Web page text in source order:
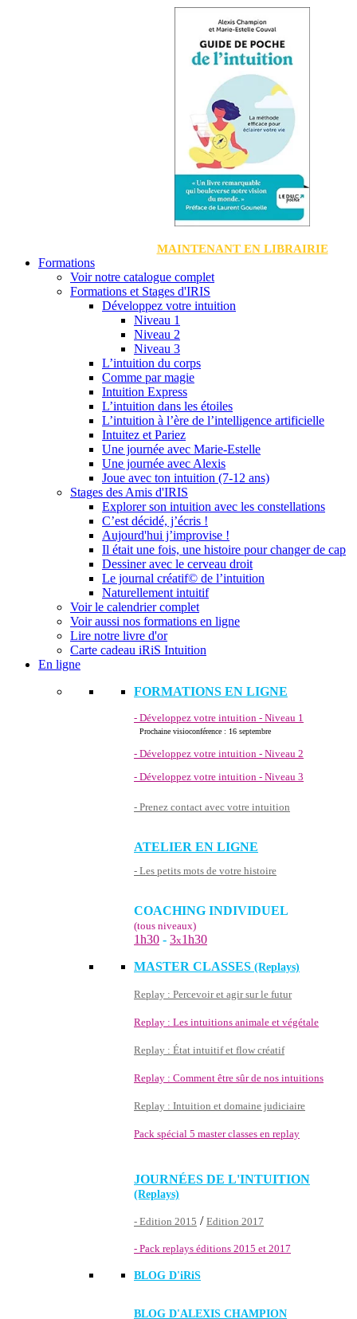
MAINTENANT EN LIBRAIRIE
Formations
Voir notre catalogue complet
Formations et Stages d'IRIS
Développez votre intuition
Niveau 1
Niveau 2
Niveau 3
L’intuition du corps
Comme par magie
Intuition Express
L’intuition dans les étoiles
L’intuition à l’ère de l’intelligence artificielle
Intuitez et Pariez
Une journée avec Marie-Estelle
Une journée avec Alexis
Joue avec ton intuition (7-12 ans)
Stages des Amis d'IRIS
Explorer son intuition avec les constellations
C’est décidé, j’écris !
Aujourd'hui j’improvise !
Il était une fois, une histoire pour changer de cap
Dessiner avec le cerveau droit
Le journal créatif© de l’intuition
Naturellement intuitif
Voir le calendrier complet
Voir aussi nos formations en ligne
Lire notre livre d'or
Carte cadeau iRiS Intuition
En ligne
FORMATIONS EN LIGNE
- Développez votre intuition - Niveau 1
Prochaine visioconférence : 16 septembre
- Développez votre intuition - Niveau 2
- Développez votre intuition - Niveau 3
- Prenez contact avec votre intuition
ATELIER EN LIGNE
- Les petits mots de votre histoire
COACHING INDIVIDUEL
(tous niveaux)
1h30 - 3x1h30
MASTER CLASSES (Replays)
Replay : Percevoir et agir sur le futur
Replay : Les intuitions animale et végétale
Replay : État intuitif et flow créatif
Replay : Comment être sûr de nos intuitions
Replay : Intuition et domaine judiciaire
Pack spécial 5 master classes en replay
JOURNÉES DE L'INTUITION
(Replays)
- Edition 2015 / Edition 2017
- Pack replays éditions 2015 et 2017
BLOG D'iRiS
BLOG D'ALEXIS CHAMPION